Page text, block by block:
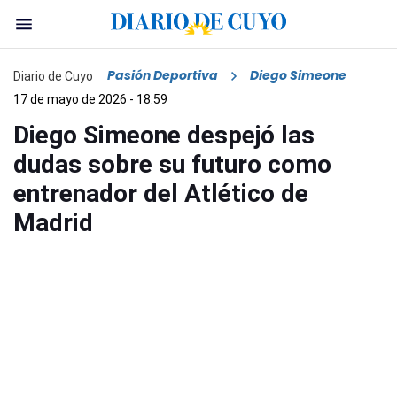
Diario de Cuyo Pasión Deportiva Diego Simeone
17 de mayo de 2026 - 18:59
Diego Simeone despejó las
dudas sobre su futuro como
entrenador del Atlético de
Madrid